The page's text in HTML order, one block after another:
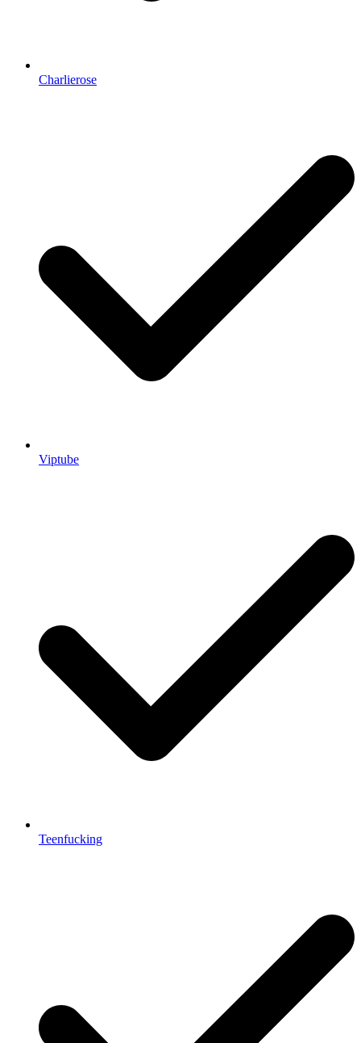
Charlierose
Viptube
Teenfucking